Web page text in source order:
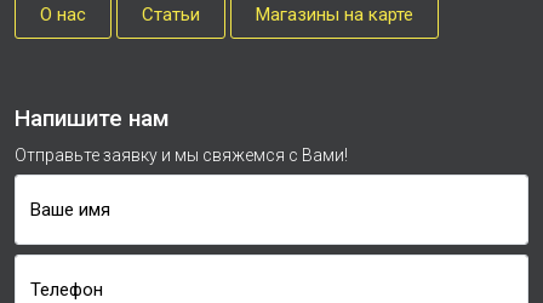
О нас Cтатьи Магазины на карте
Напишите нам
Отправьте заявку и мы свяжемся с Вами!
Ваше имя
Телефон